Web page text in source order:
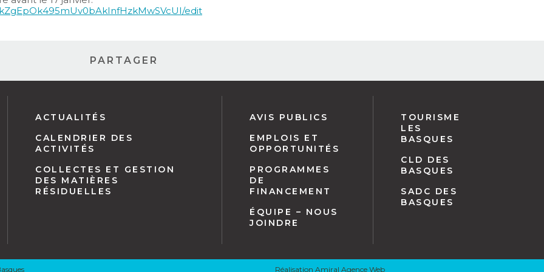
edit
PARTAGER
pied
page
ACTUALITÉS
CALENDRIER DES
ACTIVITÉS
COLLECTES ET GESTION
DES MATIÈRES
RÉSIDUELLES
AVIS PUBLICS
EMPLOIS ET
OPPORTUNITÉS
PROGRAMMES
DE
FINANCEMENT
ÉQUIPE – NOUS
JOINDRE
TOURISME
LES
BASQUES
CLD DES
BASQUES
SADC DES
BASQUES
Réalisation Amiral Agence Web